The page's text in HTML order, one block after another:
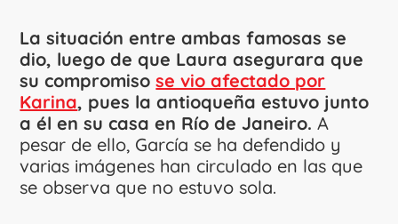
La situación entre ambas famosas se
dio, luego de que Laura asegurara que
su compromisose vio afectado por
Karina, pues la antioqueña estuvo junto
a él en su casa en Río de Janeiro. A
pesar de ello, García se ha defendido y
varias imágenes han circulado en las que
se observa que no estuvo sola.